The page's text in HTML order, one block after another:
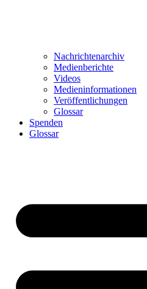
Nachrichtenarchiv
Medienberichte
Videos
Medieninformationen
Veröffentlichungen
Glossar
Spenden
Glossar